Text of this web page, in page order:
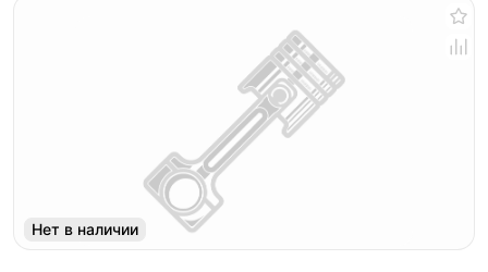
Нет в наличии